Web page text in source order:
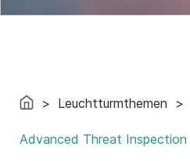
> Leuchtturmthemen >
Advanced Threat Inspection